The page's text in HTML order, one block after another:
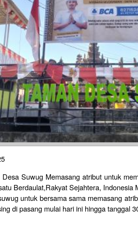
Suwug Memasang atribut untuk
Berdaulat,Rakyat Sejahtera, Indonesia
untuk bersama sama memasang
di pasang mulai hari ini hingga tanggal